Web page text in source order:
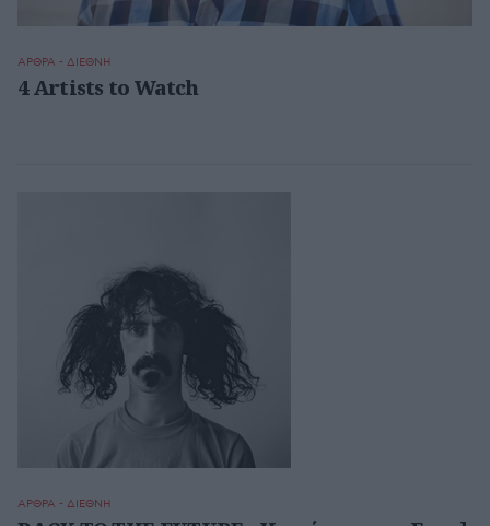
ΑΡΘΡΑ - ΔΙΕΘΝΗ
4 Artists to Watch
ΑΡΘΡΑ - ΔΙΕΘΝΗ